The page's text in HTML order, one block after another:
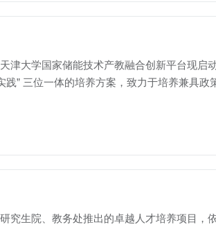
津大学国家储能技术产教融合创新平台现启
” 三位一体的培养方案，致力于培养兼具
究生院、教务处推出的卓越人才培养项目